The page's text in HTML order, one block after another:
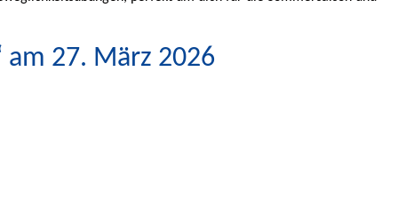
am 27. März 2026